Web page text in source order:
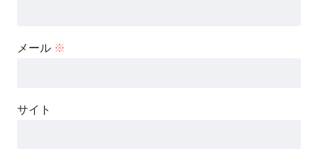
メール ※
サイト